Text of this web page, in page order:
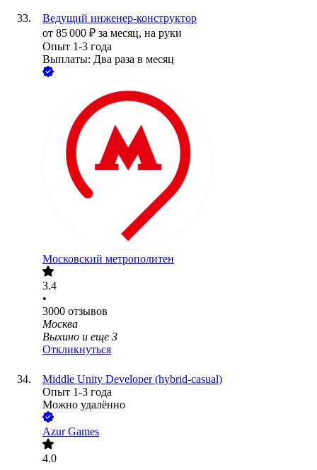
Ведущий инженер-конструктор
от 85 000 ₽ за месяц, на руки
Опыт 1-3 года
Выплаты: Два раза в месяц
Московский метрополитен
3.4
•
3000 отзывов
Москва
Выхино и еще 3
Откликнуться
Middle Unity Developer (hybrid-casual)
Опыт 1-3 года
Можно удалённо
Azur Games
4.0